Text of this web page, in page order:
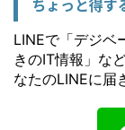
ちょっと得す
LINEで「デジベ
きのIT情報」な
なたのLINEに届